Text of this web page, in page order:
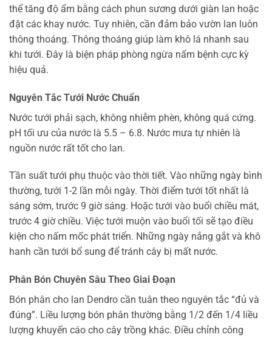
thể tăng độ ẩm bằng cách phun sương dưới giàn lan hoặc
đặt các khay nước. Tuy nhiên, cần đảm bảo vườn lan luôn
thông thoáng. Thông thoáng giúp làm khô lá nhanh sau
khi tưới. Đây là biện pháp phòng ngừa nấm bệnh cực kỳ
hiệu quả.
Nguyên Tắc Tưới Nước Chuẩn
Nước tưới phải sạch, không nhiễm phèn, không quá cứng.
pH tối ưu của nước là 5.5 – 6.8. Nước mưa tự nhiên là
nguồn nước rất tốt cho lan.
Tần suất tưới phụ thuộc vào thời tiết. Vào những ngày bình
thường, tưới 1-2 lần mỗi ngày. Thời điểm tưới tốt nhất là
sáng sớm, trước 9 giờ sáng. Hoặc tưới vào buổi chiều mát,
trước 4 giờ chiều. Việc tưới muộn vào buổi tối sẽ tạo điều
kiện cho nấm mốc phát triển. Những ngày nắng gắt và khô
hanh cần tưới bổ sung để tránh cây bị mất nước.
Phân Bón Chuyên Sâu Theo Giai Đoạn
Bón phân cho lan Dendro cần tuân theo nguyên tắc “đủ và
đúng”. Liều lượng bón phân thường bằng 1/2 đến 1/4 liều
lượng khuyến cáo cho cây trồng khác. Điều chỉnh công